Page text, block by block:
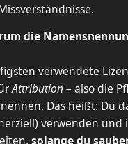
die
verwendete
Attribution– also die
Das heißt: Du
verwenden und
solange du